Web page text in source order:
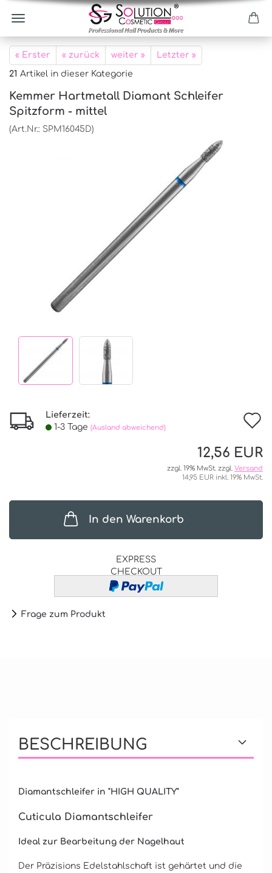
« Erster « zurück weiter » Letzter »
21 Artikel in dieser Kategorie
Kemmer Hartmetall Diamant Schleifer
Spitzform - mittel
(Art.Nr.: SPM16045D)
Lieferzeit:
1-3 Tage (Ausland abweichend)
12,56 EUR
zzgl. 19% MwSt. zzgl. Versand
14,95 EUR inkl. 19% MwSt.
In den Warenkorb
EXPRESS
CHECKOUT
Frage zum Produkt
BESCHREIBUNG
Diamantschleifer in "HIGH QUALITY"
Cuticula Diamantschleifer
Ideal zur Bearbeitung der Nagelhaut
Der Präzisions Edelstahlschaft ist gehärtet und die